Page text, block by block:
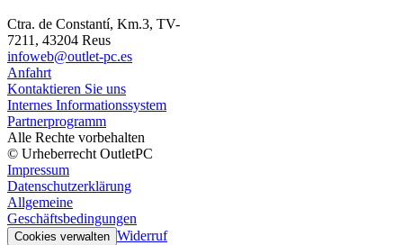
Ctra. de Constantí, Km.3, TV-
7211, 43204 Reus
infoweb@outlet-pc.es
Anfahrt
Kontaktieren Sie uns
Internes Informationssystem
Partnerprogramm
Alle Rechte vorbehalten
© Urheberrecht OutletPC
Impressum
Datenschutzerklärung
Allgemeine
Geschäftsbedingungen
Cookies verwalten Widerruf